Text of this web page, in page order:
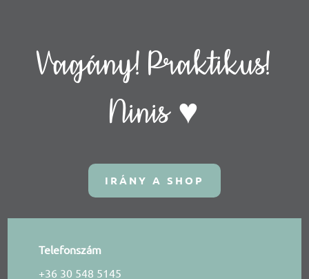
Vagány! Praktikus!
Ninis ♥
IRÁNY A SHOP
Telefonszám
+36 30 548 5145